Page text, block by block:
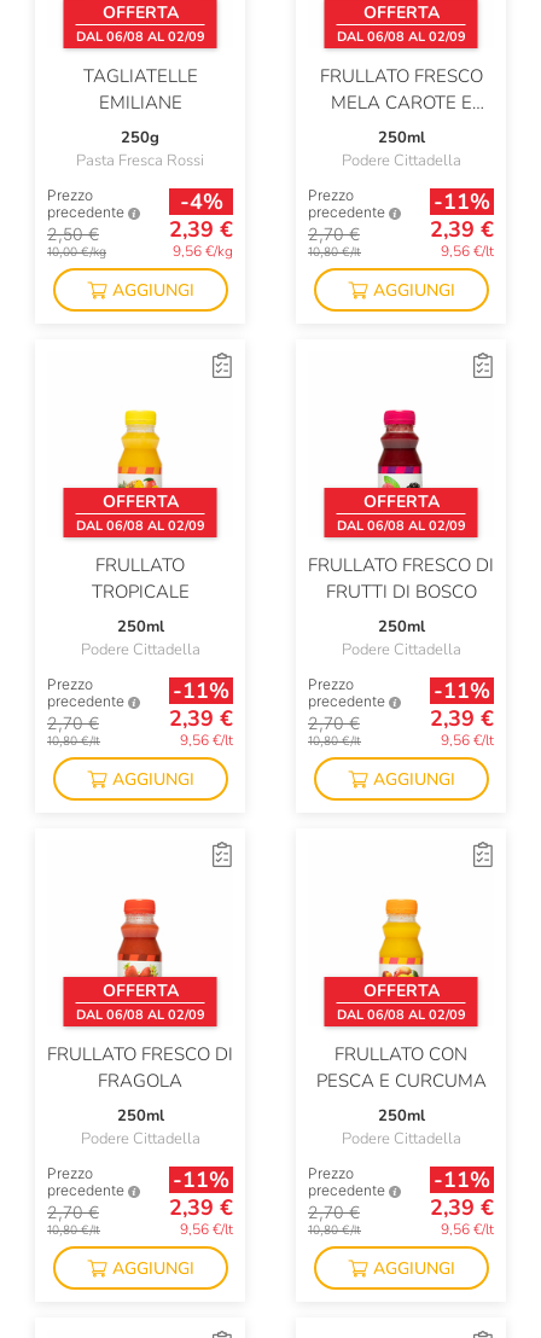
OFFERTA
DAL 06/08 AL 02/09
TAGLIATELLE
EMILIANE
250g
Pasta Fresca Rossi
Prezzo
precedente
2,50 €
10,00 €/kg
-4%
2,39 €
9,56 €/kg
AGGIUNGI
OFFERTA
DAL 06/08 AL 02/09
FRULLATO FRESCO
MELA CAROTE E
ZENZERO
250ml
Podere Cittadella
Prezzo
precedente
2,70 €
10,80 €/lt
-11%
2,39 €
9,56 €/lt
AGGIUNGI
OFFERTA
DAL 06/08 AL 02/09
FRULLATO
TROPICALE
250ml
Podere Cittadella
Prezzo
precedente
2,70 €
10,80 €/lt
-11%
2,39 €
9,56 €/lt
AGGIUNGI
OFFERTA
DAL 06/08 AL 02/09
FRULLATO FRESCO DI
FRUTTI DI BOSCO
250ml
Podere Cittadella
Prezzo
precedente
2,70 €
10,80 €/lt
-11%
2,39 €
9,56 €/lt
AGGIUNGI
OFFERTA
DAL 06/08 AL 02/09
FRULLATO FRESCO DI
FRAGOLA
250ml
Podere Cittadella
Prezzo
precedente
2,70 €
10,80 €/lt
-11%
2,39 €
9,56 €/lt
AGGIUNGI
OFFERTA
DAL 06/08 AL 02/09
FRULLATO CON
PESCA E CURCUMA
250ml
Podere Cittadella
Prezzo
precedente
2,70 €
10,80 €/lt
-11%
2,39 €
9,56 €/lt
AGGIUNGI